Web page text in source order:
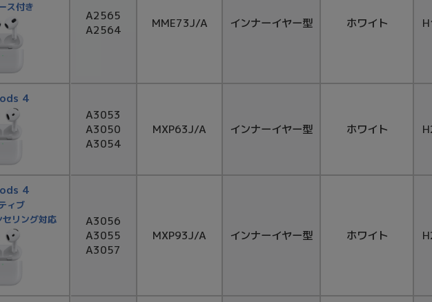
ス付き
A2565
A2564
MME73J/A インナーイヤー型 ホワイト
4
A3053
A3050
A3054
MXP63J/A インナーイヤー型 ホワイト
4
ィブ
リング対応
A3056
A3055
A3057
MXP93J/A インナーイヤー型 ホワイト